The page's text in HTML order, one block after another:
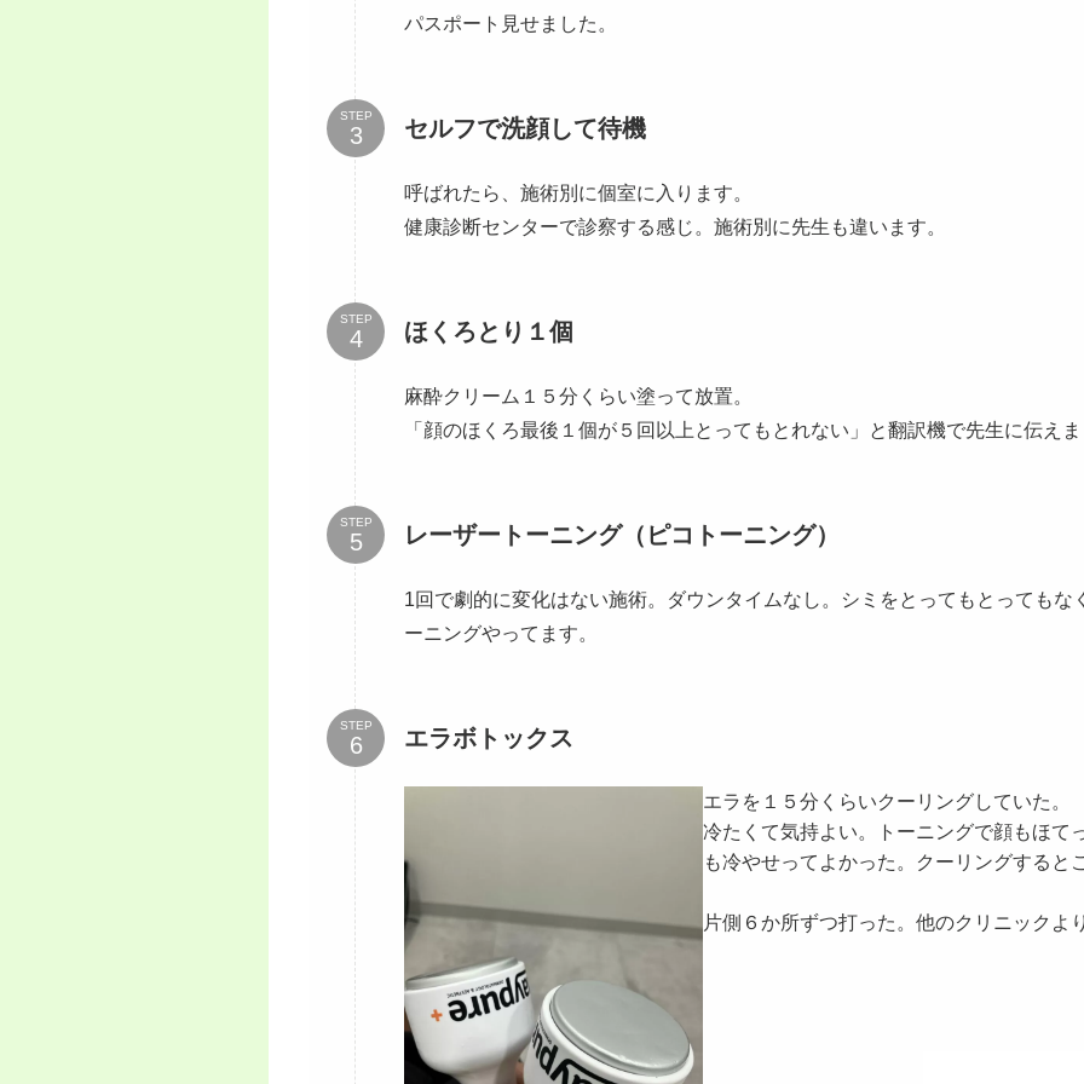
パスポート見せました。
STEP セルフで洗顔して待機
呼ばれたら、施術別に個室に入ります。
健康診断センターで診察する感じ。施術別に先生も違います。
STEP ほくろとり１個
麻酔クリーム１５分くらい塗って放置。
「顔のほくろ最後１個が５回以上とってもとれない」と翻訳機で先生に伝え
STEP レーザートーニング（ピコトーニング）
1回で劇的に変化はない施術。ダウンタイムなし。シミをとってもとってもな
ーニングやってます。
STEP エラボトックス
エラを１５分くらいクーリングしていた。
冷たくて気持よい。トーニングで顔もほて
も冷やせってよかった。クーリングすると
片側６か所ずつ打った。他のクリニックよ